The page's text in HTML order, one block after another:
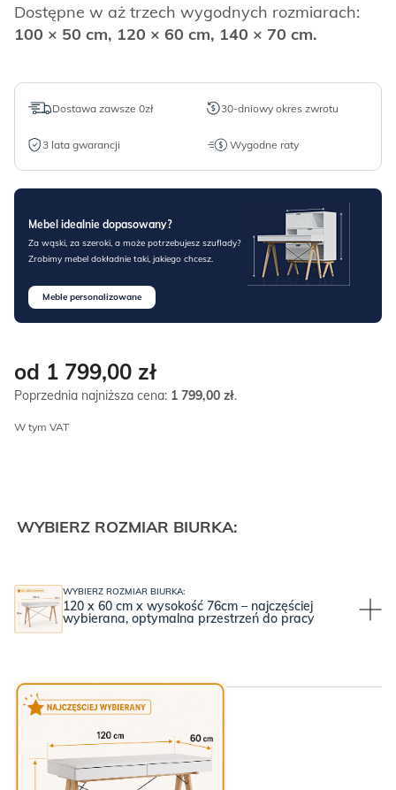
Dostępne w aż trzech wygodnych rozmiarach:
100 × 50 cm, 120 × 60 cm, 140 × 70 cm.
Dostawa zawsze 0zł 30-dniowy okres zwrotu
3 lata gwarancji Wygodne raty
Mebel idealnie dopasowany?
Za wąski, za szeroki, a może potrzebujesz szuflady?
Zrobimy mebel dokładnie taki, jakiego chcesz.
Meble personalizowane
od 1 799,00 zł
Poprzednia najniższa cena: 1 799,00 zł.
W tym VAT
WYBIERZ ROZMIAR BIURKA:
WYBIERZ ROZMIAR BIURKA:
120 x 60 cm x wysokość 76cm – najczęściej
wybierana, optymalna przestrzeń do pracy
WYBIERZ KOLOR BLATU: